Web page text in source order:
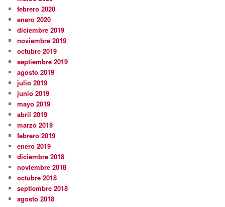
febrero 2020
enero 2020
diciembre 2019
noviembre 2019
octubre 2019
septiembre 2019
agosto 2019
julio 2019
junio 2019
mayo 2019
abril 2019
marzo 2019
febrero 2019
enero 2019
diciembre 2018
noviembre 2018
octubre 2018
septiembre 2018
agosto 2018